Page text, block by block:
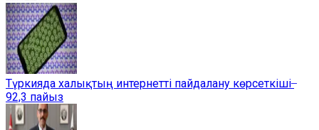
Түркияда халықтың интернетті пайдалану көрсеткіші ̶
92,3 пайыз